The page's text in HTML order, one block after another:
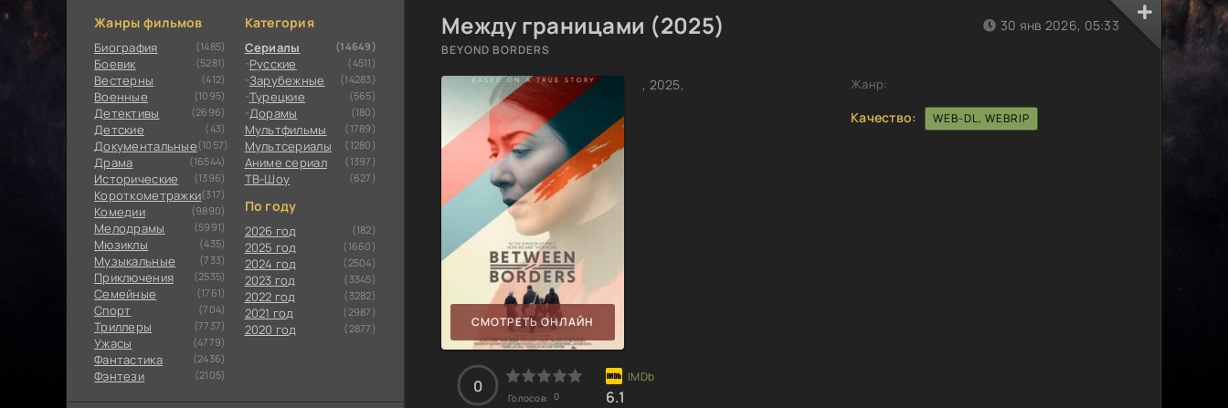
Жанры фильмов
Биография (1485)
Боевик (5281)
Вестерны (412)
Военные (1095)
Детективы (2696)
Детские (43)
Документальные(1057)
Драма (16544)
Исторические (1396)
Короткометражки(317)
Комедии (9890)
Мелодрамы (5991)
Мюзиклы (435)
Музыкальные (733)
Приключения (2535)
Семейные (1761)
Cпорт (704)
Триллеры (7737)
Ужасы (4779)
Фантастика (2436)
Фэнтези (2105)
Категория
Сериалы (14649)
Русские (4511)
Зарубежные (14283)
Турецкие (565)
Дорамы (180)
Мультфильмы (1789)
Мультсериалы (1280)
Аниме сериал (1397)
ТВ-Шоу (627)
По году
2026 год (182)
2025 год (1660)
2024 год (2504)
2023 год (3345)
2022 год (3282)
2021 год (2987)
2020 год (2877)
Между границами (2025)
BEYOND BORDERS
СМОТРЕТЬ ОНЛАЙН
, 2025,
30 янв 2026, 05:33
Жанр:
Качество: WEB-DL, WEBRIP
0
Голосов: 0 6.1